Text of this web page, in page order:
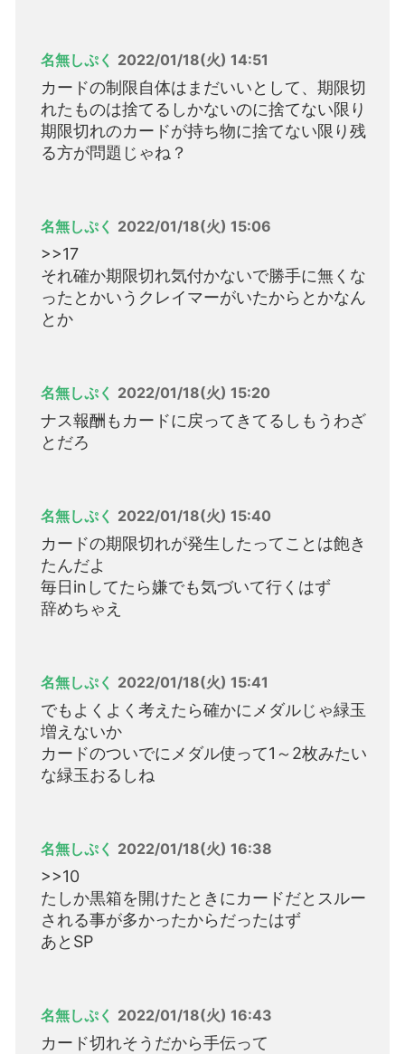
名無しぷく 2022/01/18(火) 14:51
カードの制限自体はまだいいとして、期限切
れたものは捨てるしかないのに捨てない限り
期限切れのカードが持ち物に捨てない限り残
る方が問題じゃね？
名無しぷく 2022/01/18(火) 15:06
>>17
それ確か期限切れ気付かないで勝手に無くな
ったとかいうクレイマーがいたからとかなん
とか
名無しぷく 2022/01/18(火) 15:20
ナス報酬もカードに戻ってきてるしもうわざ
とだろ
名無しぷく 2022/01/18(火) 15:40
カードの期限切れが発生したってことは飽き
たんだよ
毎日inしてたら嫌でも気づいて行くはず
辞めちゃえ
名無しぷく 2022/01/18(火) 15:41
でもよくよく考えたら確かにメダルじゃ緑玉
増えないか
カードのついでにメダル使って1～2枚みたい
な緑玉おるしね
名無しぷく 2022/01/18(火) 16:38
>>10
たしか黒箱を開けたときにカードだとスルー
される事が多かったからだったはず
あとSP
名無しぷく 2022/01/18(火) 16:43
カード切れそうだから手伝って